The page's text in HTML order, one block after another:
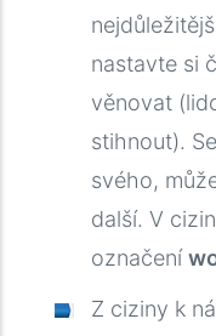
nastavte si
věnovat
stihnout).
svého,
další. V
označení
Z ciziny k